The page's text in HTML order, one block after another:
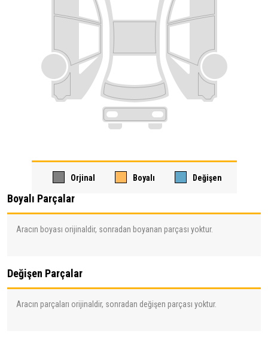
Orjinal Boyalı Değişen
Boyalı Parçalar
Aracın boyası orijinaldir, sonradan boyanan parçası yoktur.
Değişen Parçalar
Aracın parçaları orijinaldir, sonradan değişen parçası yoktur.